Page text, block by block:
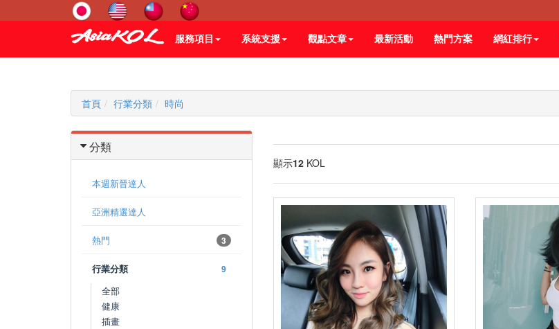
服務項目 系統支援 觀點文章 最新活動 熱門方案 網紅排行
首頁 行業分類 時尚
分類
本週新晉達人
亞洲精選達人
3
熱門
9
行業分類
全部
健康
插畫
顯示12KOL